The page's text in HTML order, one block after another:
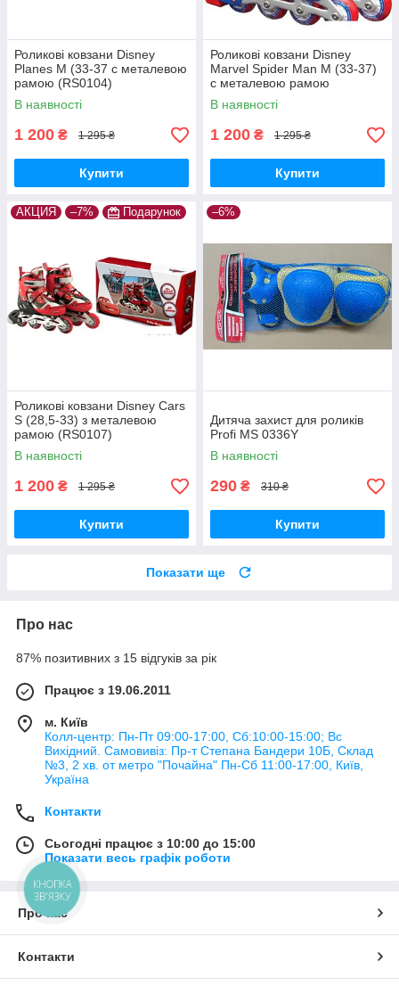
Роликові ковзани Disney
Planes М (33-37 c металевою
рамою (RS0104)
В наявності
1 200 ₴ 1 295 ₴
Купити
Роликові ковзани Disney
Marvel Spider Man M (33-37)
c металевою рамою
(RS0110)
В наявності
1 200 ₴ 1 295 ₴
Купити
АКЦИЯ –7% Подарунок
Роликові ковзани Disney Cars
S (28,5-33) з металевою
рамою (RS0107)
В наявності
1 200 ₴ 1 295 ₴
Купити
–6%
Дитяча захист для роликів
Profi MS 0336Y
В наявності
290 ₴ 310 ₴
Купити
Показати ще
Про нас
87% позитивних з 15 відгуків за рік
Працює з 19.06.2011
м. Київ
Колл-центр: Пн-Пт 09:00-17:00, Сб:10:00-15:00; Вс
Вихідний. Самовивіз: Пр-т Степана Бандери 10Б, Склад
№3, 2 хв. от метро "Почайна" Пн-Cб 11:00-17:00, Київ,
Україна
Контакти
Сьогодні працює з 10:00 до 15:00
Показати весь графік роботи
Про нас
Контакти
КНОПКА
ЗВ'ЯЗКУ